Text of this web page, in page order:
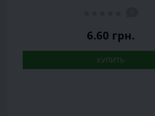
6.60 грн.
КУПИТЬ